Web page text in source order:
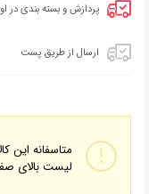
پردازش و بسته بندی در
ارسال از طریق پست
متاسفانه این
لیست بالای